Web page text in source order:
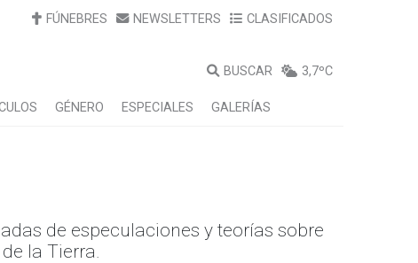
FÚNEBRES NEWSLETTERS CLASIFICADOS
BUSCAR 3,7ºC
GÉNERO ESPECIALES GALERÍAS
de especulaciones y teorías sobre
la Tierra.